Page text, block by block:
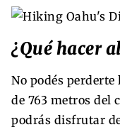
¿Qué hacer
No podés perderte
de 763 metros del
podrás disfrutar